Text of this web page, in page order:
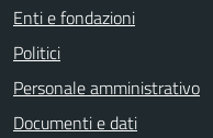
Enti e fondazioni
Politici
Personale amministrativo
Documenti e dati